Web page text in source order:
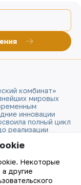
комбинат»
мировых
инновации
полный цикл
реализации
брендом
металлов.
Некоторые
а другие